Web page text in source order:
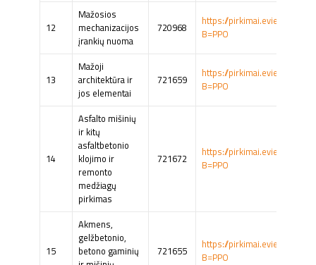
12
Mažosios
mechanizacijos
įrankių nuoma
720968
https://
B=PPO
13
Mažoji
architektūra ir
jos elementai
721659
https://
B=PPO
14
Asfalto mišinių
ir kitų
asfaltbetonio
klojimo ir
remonto
medžiagų
pirkimas
721672
https://
B=PPO
15
Akmens,
gelžbetonio,
betono gaminių
721655
https://
B=PPO